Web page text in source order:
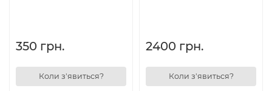
350 грн.
Коли з'явиться?
2400 грн.
Коли з'явиться?